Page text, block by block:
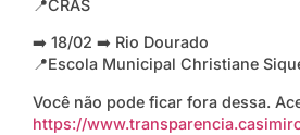
📍CRAS
➡️ 18/02 ➡️ Rio Dourado
📍Escola Municipal Christiane
Você não pode ficar fora dessa.
https://